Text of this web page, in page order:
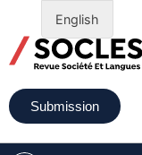
Submission
English